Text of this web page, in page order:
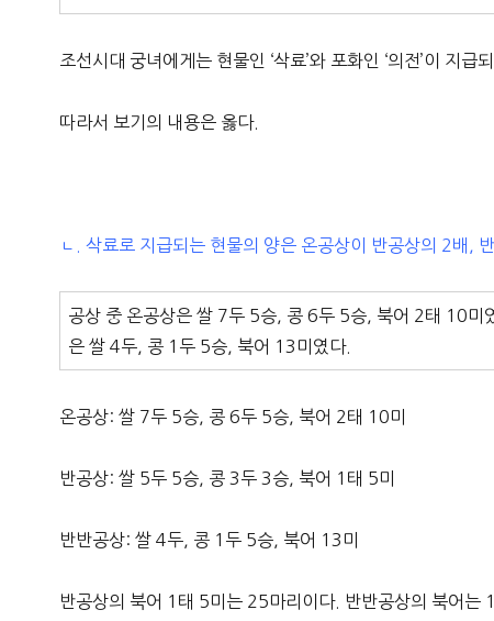
조선시대 궁녀에게는 현물인 ‘삭료’와 포화인 ‘의전’이 지급
따라서 보기의 내용은 옳다.
ㄴ. 삭료로 지급되는 현물의 양은 온공상이 반공상의 2배,
공상 중 온공상은 쌀 7두 5승, 콩 6두 5승, 북어 2태 10
은 쌀 4두, 콩 1두 5승, 북어 13미였다.
온공상: 쌀 7두 5승, 콩 6두 5승, 북어 2태 10미
반공상: 쌀 5두 5승, 콩 3두 3승, 북어 1태 5미
반반공상: 쌀 4두, 콩 1두 5승, 북어 13미
반공상의 북어 1태 5미는 25마리이다. 반반공상의 북어는